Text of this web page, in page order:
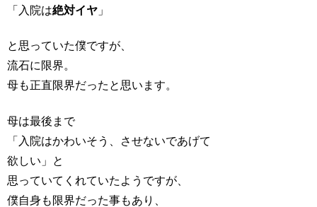
「入院は絶対イヤ 」
と思っていた僕ですが、
流石に限界。
母も正直限界だったと思います。
母は最後まで
「入院はかわいそう、させないであげて
欲しい」と
思っていてくれていたようですが、
僕自身も限界だった事もあり、